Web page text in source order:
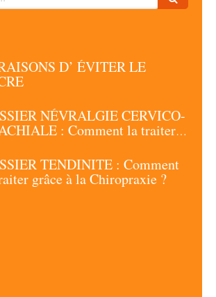
D’ ÉVITER LE
NÉVRALGIE CERVICO-
: Comment la traiter
TENDINITE : Comment
grâce à la Chiropraxie ?